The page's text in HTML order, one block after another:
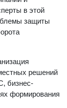
в этой
защиты
решений
бизнес-
формирования